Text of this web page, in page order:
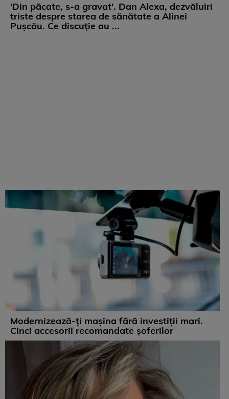
'Din păcate, s-a gravat'. Dan Alexa, dezvăluiri
triste despre starea de sănătate a Alinei
Pușcău. Ce discuție au ...
Modernizează-ți mașina fără investiții mari.
Cinci accesorii recomandate șoferilor